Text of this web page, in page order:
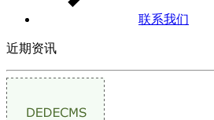
联系我们
近期资讯